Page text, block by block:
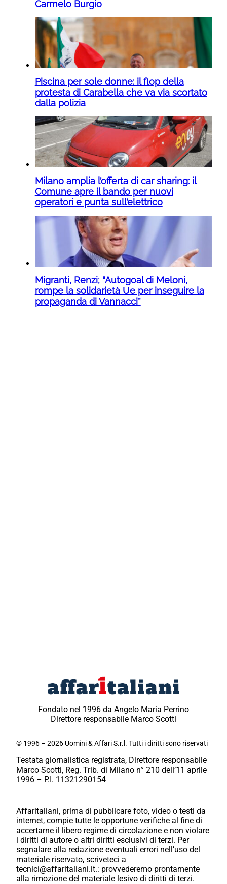
Carmelo Burgio
Piscina per sole donne: il flop della
protesta di Carabella che va via scortato
dalla polizia
Milano amplia l’offerta di car sharing: il
Comune apre il bando per nuovi
operatori e punta sull’elettrico
Migranti, Renzi; “Autogoal di Meloni,
rompe la solidarietà Ue per inseguire la
propaganda di Vannacci”
Fondato nel 1996 da Angelo Maria Perrino
Direttore responsabile Marco Scotti
© 1996 – 2026 Uomini & Affari S.r.l. Tutti i diritti sono riservati
Testata giornalistica registrata, Direttore responsabile
Marco Scotti, Reg. Trib. di Milano n° 210 dell’11 aprile
1996 – P.I. 11321290154
Affaritaliani, prima di pubblicare foto, video o testi da
internet, compie tutte le opportune verifiche al fine di
accertarne il libero regime di circolazione e non violare
i diritti di autore o altri diritti esclusivi di terzi. Per
segnalare alla redazione eventuali errori nell’uso del
materiale riservato, scriveteci a
tecnici@affaritaliani.it.: provvederemo prontamente
alla rimozione del materiale lesivo di diritti di terzi.